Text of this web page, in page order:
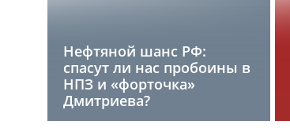
Нефтяной шанс РФ:
спасут ли нас пробоины в
НПЗ и «форточка»
Дмитриева?